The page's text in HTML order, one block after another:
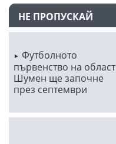
НЕ ПРОПУСКАЙ
Футболното
първенство на област
Шумен ще започне
през септември